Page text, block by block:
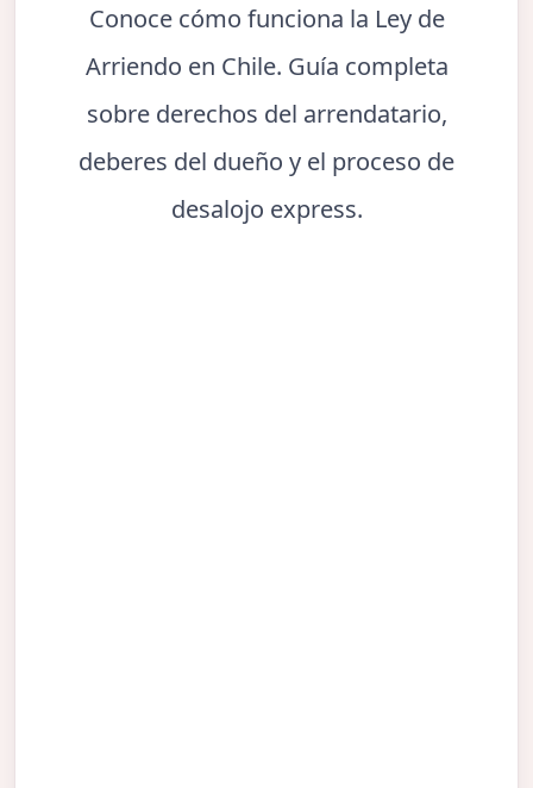
Conoce cómo funciona la Ley de
Arriendo en Chile. Guía completa
sobre derechos del arrendatario,
deberes del dueño y el proceso de
desalojo express.